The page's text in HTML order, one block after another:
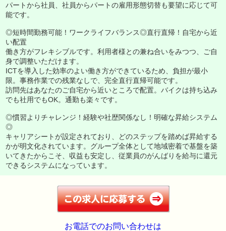
パートから社員、社員からパートの雇用形態切替も要望に応じて可
能です。
◎短時間勤務可能！ワークライフバランス◎直行直帰！自宅から近
い配置
働き方がフレキシブルです。利用者様との兼ね合いをみつつ、ご自
身で調整いただけます。
ICTを導入した効率のよい働き方ができているため、負担が最小
限。事務作業での残業なしで、完全直行直帰可能です。
訪問先はあなたのご自宅から近いところで配置。バイクは持ち込み
でも社用でもOK。通勤も楽々です。
◎慣習よりチャレンジ！経験や社歴関係なし！明確な昇給システム
◎
キャリアシートが設定されており、どのステップを踏めば昇給する
かが明文化されています。グループ全体として地域密着で基盤を築
いてきたからこそ、収益も安定し、従業員のがんばりを給与に還元
できるシステムになっています。
お電話でのお問い合わせは